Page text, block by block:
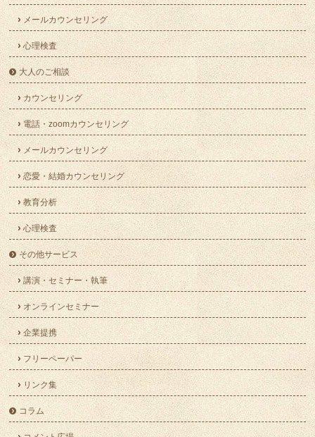
メールカウンセリング
心理検査
大人のご相談
カウンセリング
電話・zoomカウンセリング
メールカウンセリング
恋愛・結婚カウンセリング
教育分析
心理検査
その他サービス
講演・セミナー・執筆
オンラインセミナー
企業提携
フリーペーパー
リンク集
コラム